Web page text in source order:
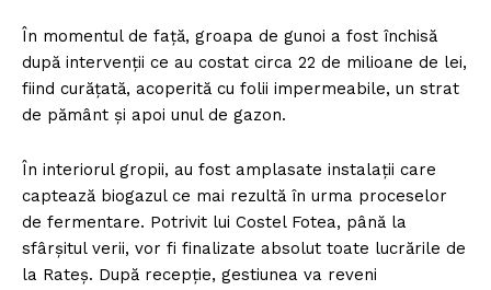
În momentul de față, groapa de gunoi a fost închisă
după intervenții ce au costat circa 22 de milioane de lei,
fiind curățată, acoperită cu folii impermeabile, un strat
de pământ și apoi unul de gazon.
În interiorul gropii, au fost amplasate instalații care
captează biogazul ce mai rezultă în urma proceselor
de fermentare. Potrivit lui Costel Fotea, până la
sfârșitul verii, vor fi finalizate absolut toate lucrările de
la Rateș. După recepție, gestiunea va reveni